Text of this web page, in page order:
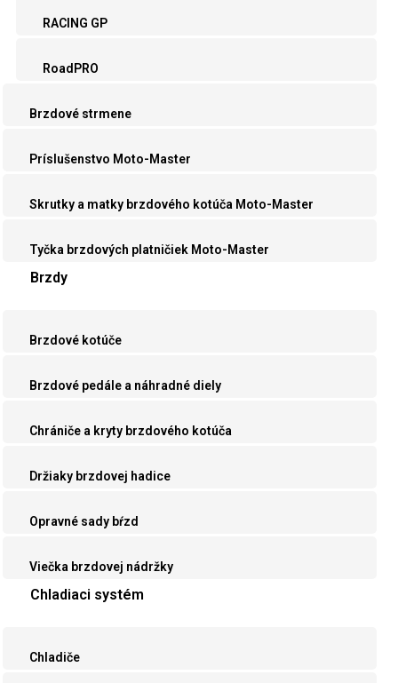
RACING GP
RoadPRO
Brzdové strmene
Príslušenstvo Moto-Master
Skrutky a matky brzdového kotúča Moto-Master
Tyčka brzdových platničiek Moto-Master
Brzdy
Brzdové kotúče
Brzdové pedále a náhradné diely
Chrániče a kryty brzdového kotúča
Držiaky brzdovej hadice
Opravné sady bŕzd
Viečka brzdovej nádržky
Chladiaci systém
Chladiče